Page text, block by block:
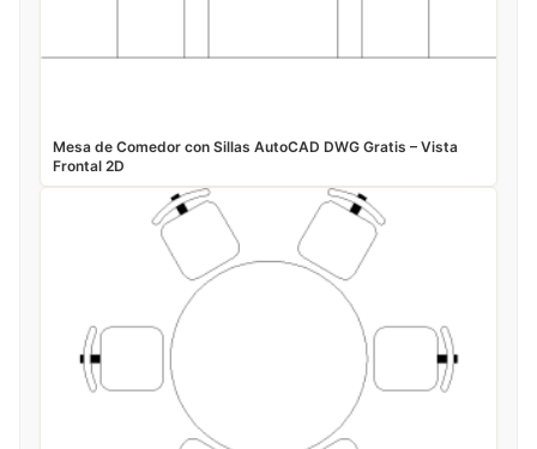
Mesa de Comedor con Sillas AutoCAD DWG Gratis – Vista
Frontal 2D